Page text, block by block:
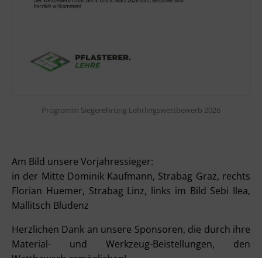
Programm Siegerehrung Lehrlingswettbewerb 2026
Am Bild unsere Vorjahressieger:
in der Mitte Dominik Kaufmann, Strabag Graz, rechts
Florian Huemer, Strabag Linz, links im Bild Sebi Ilea,
Mallitsch Bludenz
Herzlichen Dank an unsere Sponsoren, die durch ihre
Material- und Werkzeug-Beistellungen, den